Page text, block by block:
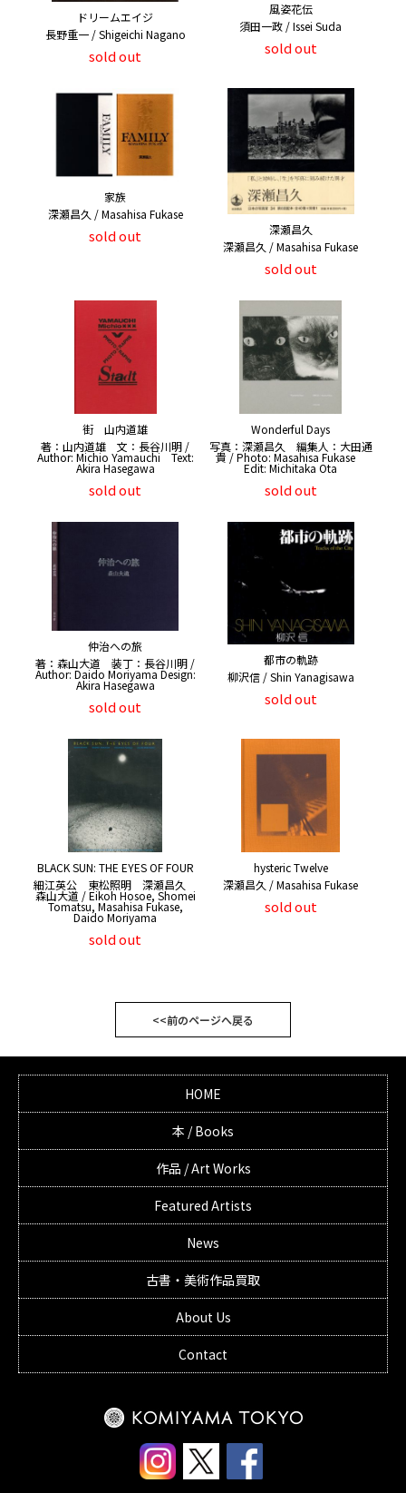
ドリームエイジ
長野重一 / Shigeichi Nagano
sold out
風姿花伝
須田一政 / Issei Suda
sold out
家族
深瀬昌久 / Masahisa Fukase
sold out
深瀬昌久
深瀬昌久 / Masahisa Fukase
sold out
街 山内道雄
著：山内道雄 文：長谷川明 /
Author: Michio Yamauchi Text:
Akira Hasegawa
sold out
Wonderful Days
写真：深瀬昌久 編集人：大田通
貴 / Photo: Masahisa Fukase
Edit: Michitaka Ota
sold out
仲治への旅
著：森山大道 装丁：長谷川明 /
Author: Daido Moriyama Design:
Akira Hasegawa
sold out
都市の軌跡
柳沢信 / Shin Yanagisawa
sold out
BLACK SUN: THE EYES OF FOUR
細江英公 東松照明 深瀬昌久
森山大道 / Eikoh Hosoe, Shomei
Tomatsu, Masahisa Fukase,
Daido Moriyama
sold out
hysteric Twelve
深瀬昌久 / Masahisa Fukase
sold out
<<前のページへ戻る
HOME
本 / Books
作品 / Art Works
Featured Artists
News
古書・美術作品買取
About Us
Contact